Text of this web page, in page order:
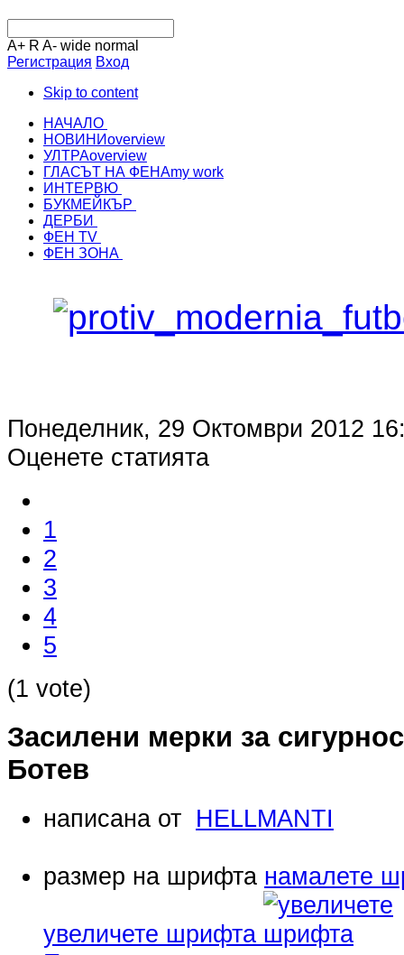
A+ R A- wide normal
Регистрация Вход
Skip to content
НАЧАЛО
НОВИНИoverview
УЛТРАoverview
ГЛАСЪТ НА ФЕНАmy work
ИНТЕРВЮ
БУКМЕЙКЪР
ДЕРБИ
ФЕН TV
ФЕН ЗОНА
Понеделник, 29 Октомври 2012
Оценете статията
1
2
3
4
5
(1 vote)
Засилени мерки за
Ботев
написана от HELLMANTI
размер на шрифта намалете
увеличете шрифта